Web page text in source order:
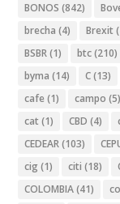
BONOS (842)
brecha (4) Brexit
BSBR(1) btc(210)
byma (14) C(13)
cafe (1) campo (5)
cat (1) CBD (4)
CEDEAR(103)
cig (1) citi (18)
COLOMBIA(41)